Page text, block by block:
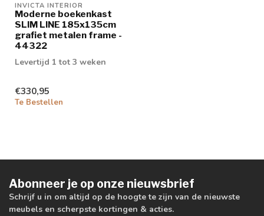
INVICTA INTERIOR
Moderne boekenkast
SLIM LINE 185x135cm
grafiet metalen frame -
44322
Levertijd 1 tot 3 weken
€330,95
Te Bestellen
Abonneer je op onze nieuwsbrief
Schrijf u in om altijd op de hoogte te zijn van de nieuwste
meubels en scherpste kortingen & acties.